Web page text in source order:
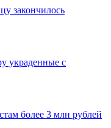
закончилось
украденные с
более 3 млн рублей